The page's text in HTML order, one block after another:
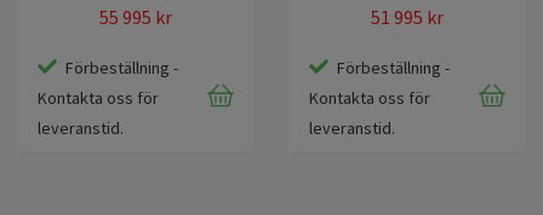
55 995 kr
Förbeställning -
Kontakta oss för
leveranstid.
51 995 kr
Förbeställning -
Kontakta oss för
leveranstid.